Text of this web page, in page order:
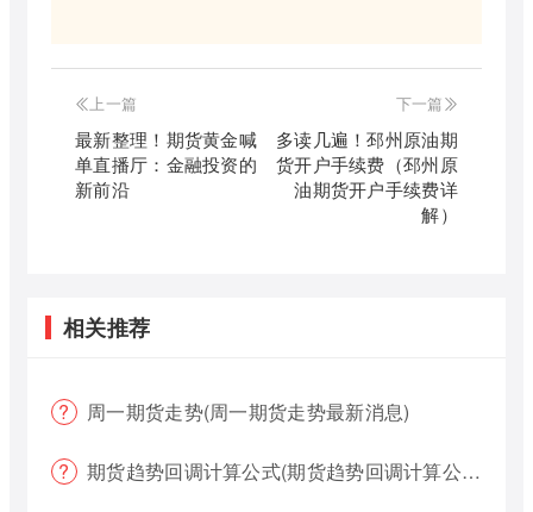
上一篇
最新整理！期货黄金喊
单直播厅：金融投资的
新前沿
下一篇
多读几遍！邳州原油期
货开户手续费（邳州原
油期货开户手续费详
解）
相关推荐
周一期货走势(周一期货走势最新消息)
期货趋势回调计算公式(期货趋势回调计算公式是什么)